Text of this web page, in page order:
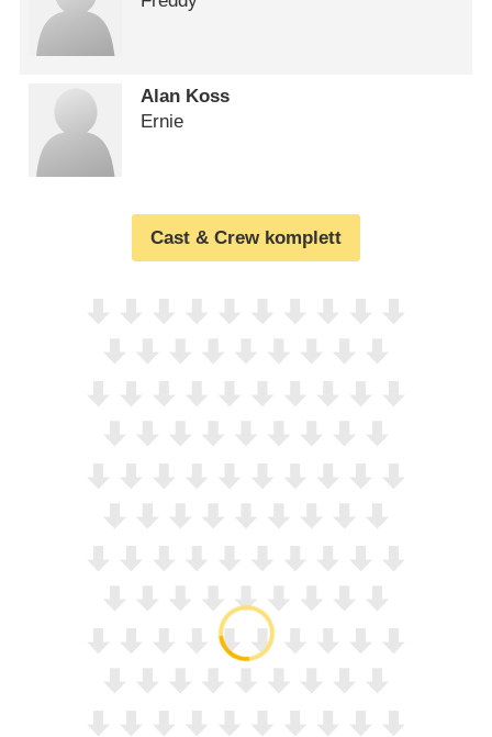
Alan Koss
Ernie
Cast & Crew komplett